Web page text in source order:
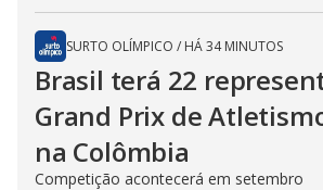
SURTO OLÍMPICO / HÁ 34 MINUTOS
Brasil terá 22
Grand Prix de
na Colômbia
Competição acontecerá em setembro